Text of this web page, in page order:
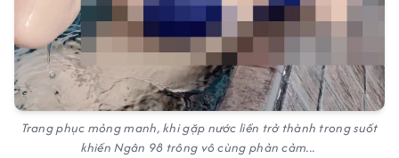
Trang phục mỏng manh, khi gặp nước liền trở thành trong suốt
khiến Ngân 98 trông vô cùng phản cảm...